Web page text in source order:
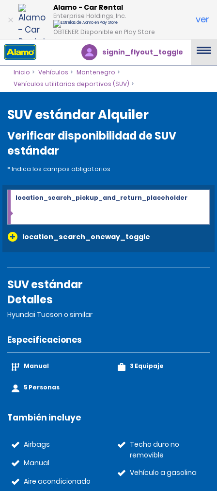
Alamo - Car Rental
Enterprise Holdings, Inc.
OBTENER: Disponible en Play Store
ver
signin_flyout_toggle
Inicio Vehículos
Montenegro
Vehículos utilitarios deportivos (SUV)
SUV estándar Alquiler
Verificar disponibilidad de SUV
estándar
* Indica los campos obligatorios
location_search_oneway_toggle
location_search_pickup_and_return_placeholder
SUV estándar
Detalles
Hyundai Tucson o similar
Especificaciones
Manual
5 Personas
3 Equipaje
También incluye
Airbags
Manual
Aire acondicionado
Techo duro no
removible
Vehículo a gasolina